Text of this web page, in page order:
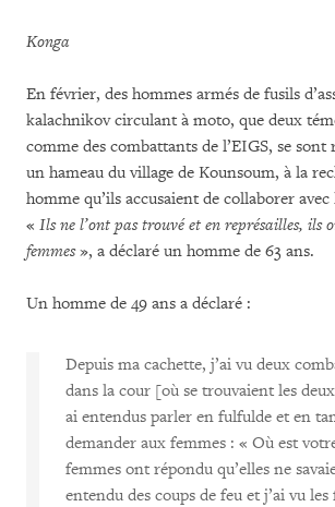
Konga
En février, des hommes armés de fusils
kalachnikov circulant à moto, que deux
comme des combattants de l’EIGS, se sont
un hameau du village de Kounsoum, à la
homme qu’ils accusaient de collaborer
« Ils ne l’ont pas trouvé et en représailles, ils
femmes», a déclaré un homme de 63 ans.
Un homme de 49 ans a déclaré :
Depuis ma cachette, j’ai vu deux
dans la cour [où se trouvaient les
ai entendus parler en fulfulde et en
demander aux femmes : « Où est
femmes ont répondu qu’elles ne
entendu des coups de feu et j’ai vu les